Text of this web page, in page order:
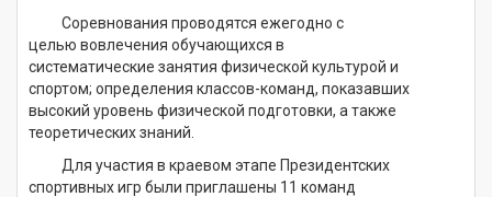
Соревнования проводятся ежегодно с
целью вовлечения обучающихся в
систематические занятия физической культурой и
спортом; определения классов-команд, показавших
высокий уровень физической подготовки, а также
теоретических знаний.
Для участия в краевом этапе Президентских
спортивных игр были приглашены 11 команд